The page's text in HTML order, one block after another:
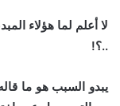
لا أعلم لما هؤلاء
..؟!
يبدو السبب هو ما